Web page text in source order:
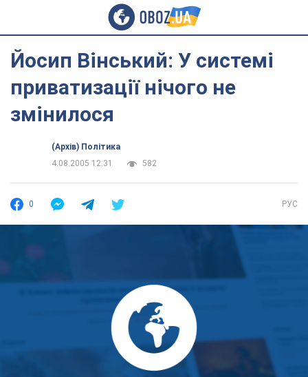
Йосип Вінський: У системі
приватизації нічого не
змінилося
(Архів) Політика
4.08.2005 12:31
582
0 РУС